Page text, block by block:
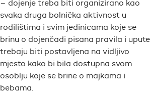
– dojenje treba biti organizirano kao
svaka druga bolnička aktivnost u
rodilištima i svim jedinicama koje se
brinu o dojenčadi pisana pravila i upute
trebaju biti postavljena na vidljivo
mjesto kako bi bila dostupna svom
osoblju koje se brine o majkama i
bebama.